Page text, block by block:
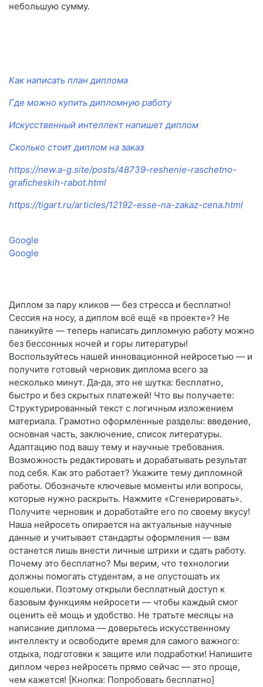
небольшую сумму.
Как написать план диплома
Где можно купить дипломную работу
Искусственный интеллект напишет диплом
Сколько стоит диплом на заказ
https://new.a-g.site/posts/48739-reshenie-raschetno-
graficheskih-rabot.html
https://tigart.ru/articles/12192-esse-na-zakaz-cena.html
Google
Google
Диплом за пару кликов — без стресса и бесплатно!
Сессия на носу, а диплом всё ещё «в проекте»? Не
паникуйте — теперь написать дипломную работу можно
без бессонных ночей и горы литературы!
Воспользуйтесь нашей инновационной нейросетью — и
получите готовый черновик диплома всего за
несколько минут. Да‑да, это не шутка: бесплатно,
быстро и без скрытых платежей! Что вы получаете:
Структурированный текст с логичным изложением
материала. Грамотно оформленные разделы: введение,
основная часть, заключение, список литературы.
Адаптацию под вашу тему и научные требования.
Возможность редактировать и дорабатывать результат
под себя. Как это работает? Укажите тему дипломной
работы. Обозначьте ключевые моменты или вопросы,
которые нужно раскрыть. Нажмите «Сгенерировать».
Получите черновик и доработайте его по своему вкусу!
Наша нейросеть опирается на актуальные научные
данные и учитывает стандарты оформления — вам
останется лишь внести личные штрихи и сдать работу.
Почему это бесплатно? Мы верим, что технологии
должны помогать студентам, а не опустошать их
кошельки. Поэтому открыли бесплатный доступ к
базовым функциям нейросети — чтобы каждый смог
оценить её мощь и удобство. Не тратьте месяцы на
написание диплома — доверьтесь искусственному
интеллекту и освободите время для самого важного:
отдыха, подготовки к защите или подработки! Напишите
диплом через нейросеть прямо сейчас — это проще,
чем кажется! [Кнопка: Попробовать бесплатно]